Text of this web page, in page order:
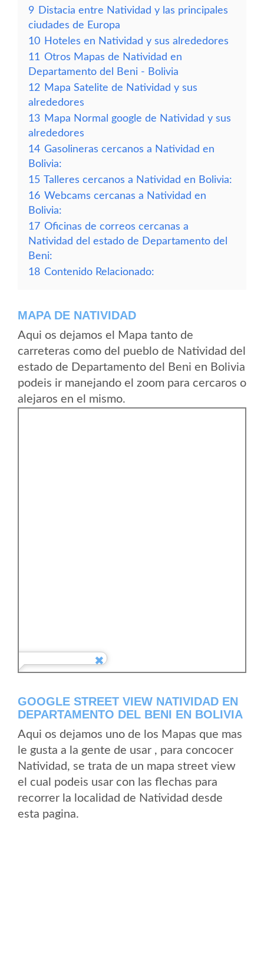
9 Distacia entre Natividad y las principales
ciudades de Europa
10 Hoteles en Natividad y sus alrededores
11 Otros Mapas de Natividad en
Departamento del Beni - Bolivia
12 Mapa Satelite de Natividad y sus
alrededores
13 Mapa Normal google de Natividad y sus
alrededores
14 Gasolineras cercanos a Natividad en
Bolivia:
15 Talleres cercanos a Natividad en Bolivia:
16 Webcams cercanas a Natividad en
Bolivia:
17 Oficinas de correos cercanas a
Natividad del estado de Departamento del
Beni:
18 Contenido Relacionado:
MAPA DE NATIVIDAD
Aqui os dejamos el Mapa tanto de
carreteras como del pueblo de Natividad del
estado de Departamento del Beni en Bolivia
podeis ir manejando el zoom para cercaros o
alejaros en el mismo.
GOOGLE STREET VIEW NATIVIDAD EN
DEPARTAMENTO DEL BENI EN BOLIVIA
Aqui os dejamos uno de los Mapas que mas
le gusta a la gente de usar , para concocer
Natividad, se trata de un mapa street view
el cual podeis usar con las flechas para
recorrer la localidad de Natividad desde
esta pagina.